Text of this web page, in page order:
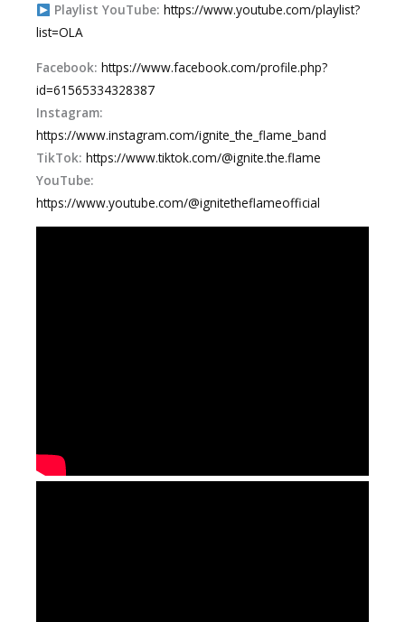
Playlist YouTube: https://www.youtube.com/playlist?
list=OLA
Facebook: https://www.facebook.com/profile.php?
id=61565334328387
Instagram:
https://www.instagram.com/ignite_the_flame_band
TikTok: https://www.tiktok.com/@ignite.the.flame
YouTube:
https://www.youtube.com/@ignitetheflameofficial